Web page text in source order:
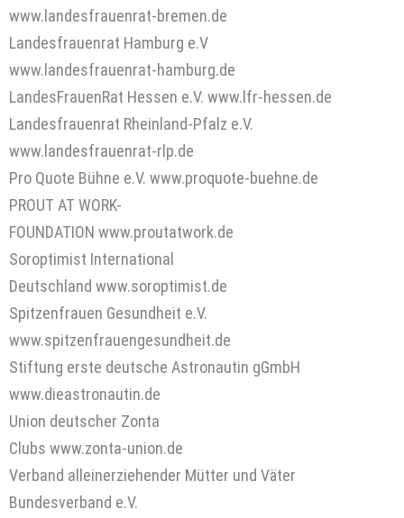
www.landesfrauenrat-bremen.de
Landesfrauenrat Hamburg e.V
www.landesfrauenrat-hamburg.de
LandesFrauenRat Hessen e.V. www.lfr-hessen.de
Landesfrauenrat Rheinland-Pfalz e.V.
www.landesfrauenrat-rlp.de
Pro Quote Bühne e.V. www.proquote-buehne.de
PROUT AT WORK-
FOUNDATION www.proutatwork.de
Soroptimist International
Deutschland www.soroptimist.de
Spitzenfrauen Gesundheit e.V.
www.spitzenfrauengesundheit.de
Stiftung erste deutsche Astronautin gGmbH
www.dieastronautin.de
Union deutscher Zonta
Clubs www.zonta-union.de
Verband alleinerziehender Mütter und Väter
Bundesverband e.V.